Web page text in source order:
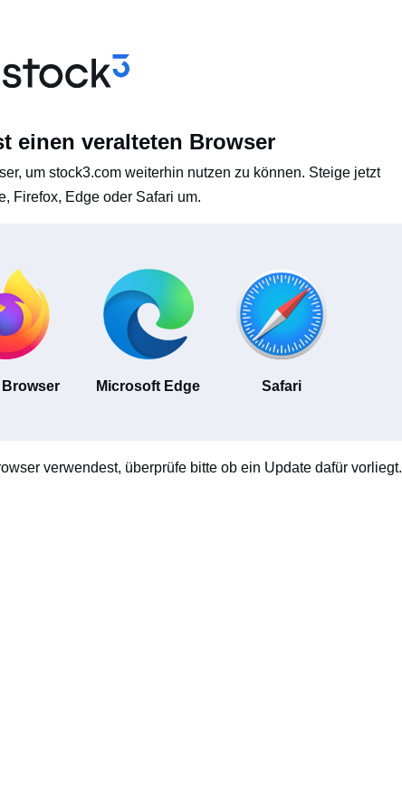
einen veralteten Browser
um stock3.com weiterhin nutzen zu können. Steige jetzt
Firefox, Edge oder Safari um.
Browser Microsoft Edge Safari
verwendest, überprüfe bitte ob ein Update dafür vorliegt.